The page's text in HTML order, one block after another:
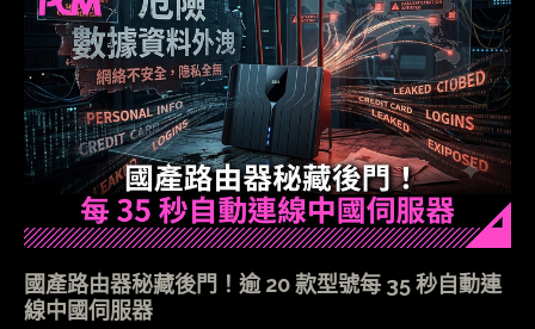
國產路由器秘藏後門！逾 20 款型號每 35 秒自動連
線中國伺服器